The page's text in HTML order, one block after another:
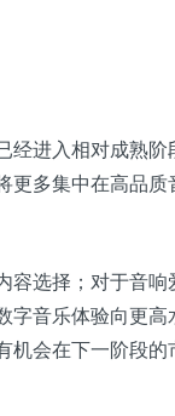
进入相对成熟
更多集中在高品
容选择；对于音
字音乐体验向更
会在下一阶段的